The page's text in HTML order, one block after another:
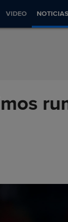
VIDEO NOTICIAS